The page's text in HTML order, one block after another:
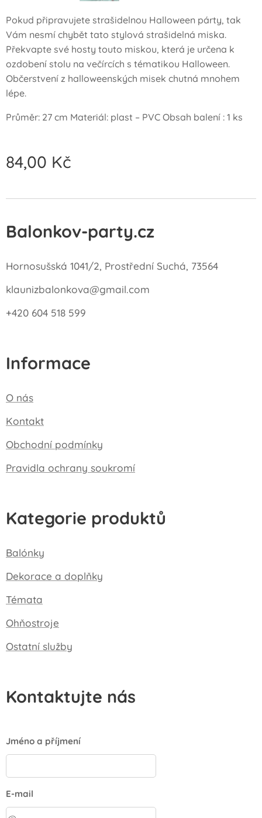
Pokud připravujete strašidelnou Halloween párty, tak
Vám nesmí chybět tato stylová strašidelná miska.
Překvapte své hosty touto miskou, která je určena k
ozdobení stolu na večírcích s tématikou Halloween.
Občerstvení z halloweenských misek chutná mnohem
lépe.
Průměr: 27 cm Materiál: plast – PVC Obsah balení : 1 ks
84,00 Kč
Balonkov-party.cz
Hornosušská 1041/2, Prostřední Suchá, 73564
klaunizbalonkova@gmail.com
+420 604 518 599
Informace
O nás
Kontakt
Obchodní podmínky
Pravidla ochrany soukromí
Kategorie produktů
Balónky
Dekorace a doplňky
Témata
Ohňostroje
Ostatní služby
Kontaktujte nás
Jméno a příjmení
E-mail